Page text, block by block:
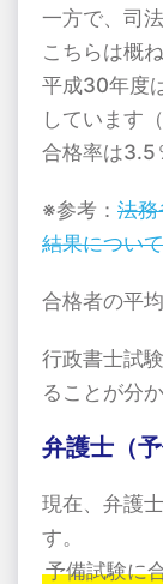
一方で、司
こちらは概ね
平成30年度
しています
合格率は3.5
※参考： 法
結果につい
合格者の平
行政書士試
ることが分
弁護士（
現在、弁護
す。
予備試験に